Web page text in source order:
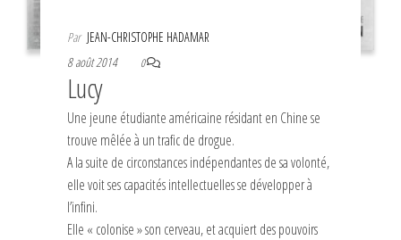
Par JEAN-CHRISTOPHE HADAMAR
8 août 2014
0
Lucy
Une jeune étudiante américaine résidant en Chine se
trouve mêlée à un trafic de drogue.
A la suite de circonstances indépendantes de sa volonté,
elle voit ses capacités intellectuelles se développer à
l’infini.
Elle « colonise » son cerveau, et acquiert des pouvoirs